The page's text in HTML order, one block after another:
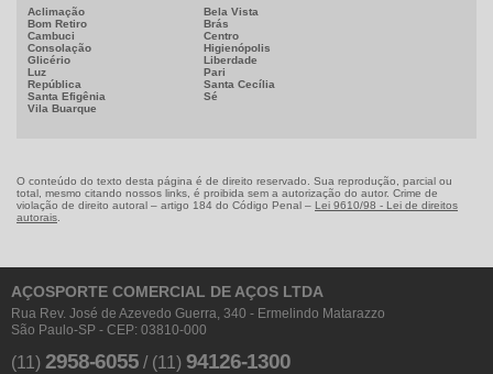
Aclimação
Bela Vista
Bom Retiro
Brás
Cambuci
Centro
Consolação
Higienópolis
Glicério
Liberdade
Luz
Pari
República
Santa Cecília
Santa Efigênia
Sé
Vila Buarque
O conteúdo do texto desta página é de direito reservado. Sua reprodução, parcial ou
total, mesmo citando nossos links, é proibida sem a autorização do autor. Crime de
violação de direito autoral – artigo 184 do Código Penal – Lei 9610/98 - Lei de direitos
autorais
AÇOSPORTE COMERCIAL DE AÇOS LTDA
Rua Rev. José de Azevedo Guerra, 340 - Ermelindo Matarazzo
São Paulo-SP - CEP: 03810-000
(11) 2958-6055 / (11) 94126-1300